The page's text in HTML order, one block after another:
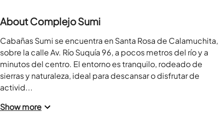
About Complejo Sumi
Cabañas Sumi se encuentra en Santa Rosa de Calamuchita,
sobre la calle Av. Río Suquía 96, a pocos metros del río y a
minutos del centro. El entorno es tranquilo, rodeado de
sierras y naturaleza, ideal para descansar o disfrutar de
activid...
Show more